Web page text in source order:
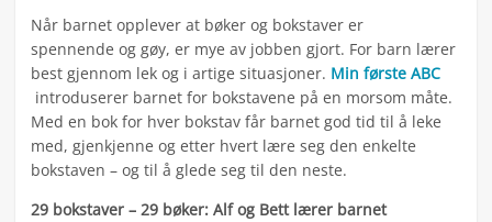
Når barnet opplever at bøker og bokstaver er
spennende og gøy, er mye av jobben gjort. For barn lærer
best gjennom lek og i artige situasjoner. Min første ABC
introduserer barnet for bokstavene på en morsom måte.
Med en bok for hver bokstav får barnet god tid til å leke
med, gjenkjenne og etter hvert lære seg den enkelte
bokstaven – og til å glede seg til den neste.
29 bokstaver – 29 bøker: Alf og Bett lærer barnet